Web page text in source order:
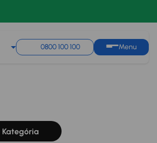
0800 100 100 Menu
Kategória